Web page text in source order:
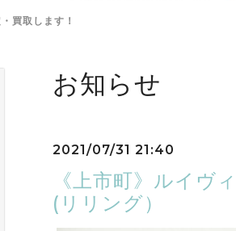
買取します！
お知らせ
2021/07/31 21:40
《上市町》ルイ
(リリング）